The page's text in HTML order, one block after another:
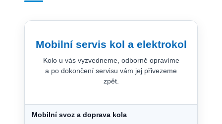
Mobilní servis kol a elektrokol
Kolo u vás vyzvedneme, odborně opravíme
a po dokončení servisu vám jej přivezeme
zpět.
Mobilní svoz a doprava kola